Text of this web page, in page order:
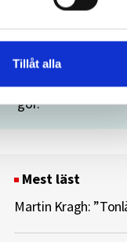
Tillåt alla
Malin Crona:
budorden? Då är
gör.
Mest läst
Martin Kragh: